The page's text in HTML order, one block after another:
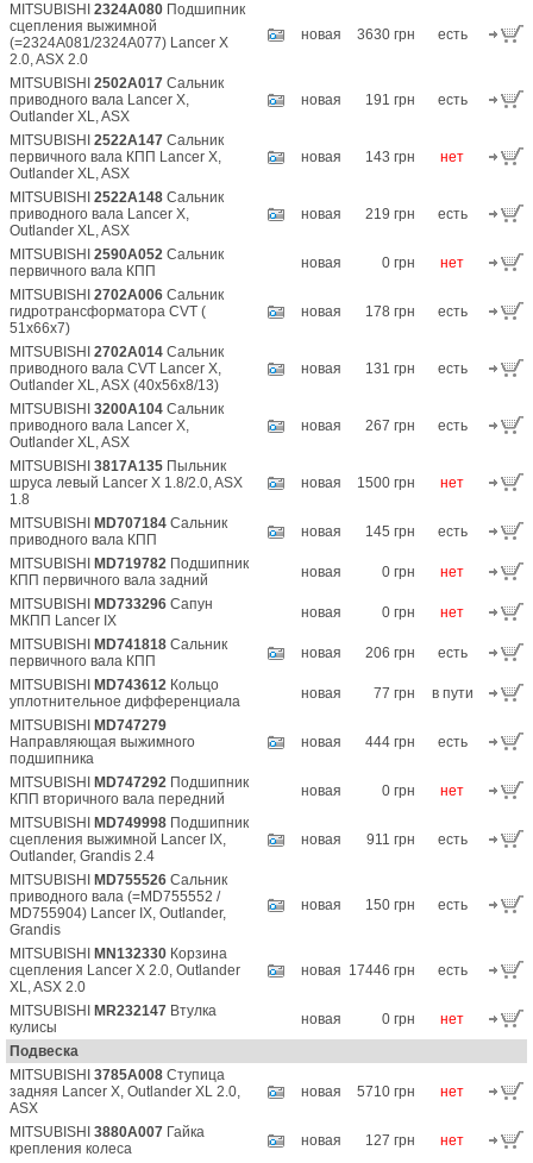
MITSUBISHI 2324A080 Подшипник
сцепления выжимной
(=2324A081/2324A077) Lancer X
2.0, ASX 2.0
новая 3630 грн есть
MITSUBISHI 2502A017 Сальник
приводного вала Lancer X,
Outlander XL, ASX
новая 191 грн есть
MITSUBISHI 2522A147 Сальник
первичного вала КПП Lancer X,
Outlander XL, ASX
новая 143 грн нет
MITSUBISHI 2522A148 Сальник
приводного вала Lancer X,
Outlander XL, ASX
новая 219 грн есть
MITSUBISHI 2590A052 Сальник
первичного вала КПП
новая 0 грн
нет
MITSUBISHI 2702A006 Сальник
гидротрансформатора CVT (
51x66x7)
новая 178 грн есть
MITSUBISHI 2702A014 Сальник
приводного вала CVT Lancer X,
Outlander XL, ASX (40x56x8/13)
новая 131 грн есть
MITSUBISHI 3200A104 Сальник
приводного вала Lancer X,
Outlander XL, ASX
новая 267 грн есть
MITSUBISHI 3817A135 Пыльник
шруса левый Lancer X 1.8/2.0, ASX
1.8
новая 1500 грн нет
MITSUBISHI MD707184 Сальник
приводного вала КПП
новая 145 грн
есть
MITSUBISHI
MD719782 Подшипник
КПП первичного вала задний
новая 0 грн
нет
MITSUBISHI
MD733296 Сапун
МКПП Lancer IX
новая 0 грн
нет
MITSUBISHI
MD741818 Сальник
первичного вала КПП
новая 206 грн
есть
MITSUBISHI
MD743612 Кольцо
уплотнительное дифференциала
новая 77 грн
в пути
MITSUBISHI
MD747279
Направляющая выжимного
подшипника
новая 444 грн есть
MITSUBISHI MD747292 Подшипник
КПП вторичного вала передний
новая 0 грн
нет
MITSUBISHI
MD749998 Подшипник
сцепления выжимной Lancer IX,
Outlander, Grandis 2.4
новая 911 грн есть
MITSUBISHI MD755526 Сальник
приводного вала (=MD755552 /
MD755904) Lancer IX, Outlander,
Grandis
новая 150 грн есть
MITSUBISHI MN132330 Корзина
сцепления Lancer X 2.0, Outlander
XL, ASX 2.0
новая 17446 грн есть
MITSUBISHI MR232147 Втулка
кулисы
новая 0 грн
нет
Подвеска
MITSUBISHI 3785A008 Ступица
задняя Lancer X, Outlander XL 2.0,
ASX
новая 5710 грн нет
MITSUBISHI 3880A007 Гайка
крепления колеса
новая 127 грн
нет